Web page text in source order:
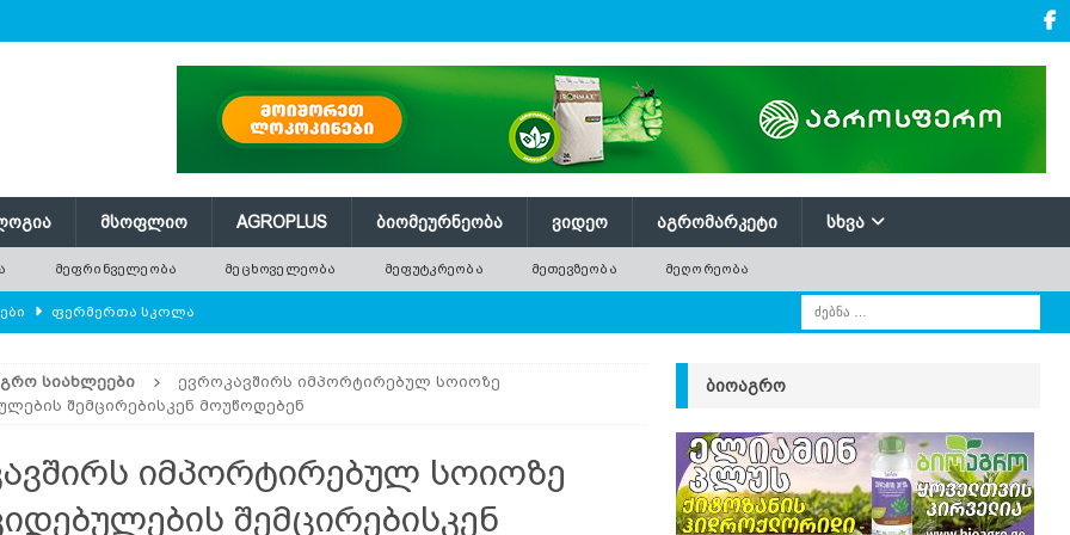
ᲛᲡᲝᲤᲚᲘᲝ AGROPLUS ᲑᲘᲝᲛᲔᲣᲠᲜᲔᲝᲑᲐ ᲕᲘᲓᲔᲝ ᲐᲒᲠᲝᲛᲐᲠᲙᲔᲢᲘ ᲡᲮᲕᲐ
ᲛᲔᲤᲠᲘᲜᲕᲔᲚᲔᲝᲑᲐ ᲛᲔᲪᲮᲝᲕᲔᲚᲔᲝᲑᲐ ᲛᲔᲤᲣᲢᲙᲠᲔᲝᲑᲐ ᲛᲔᲗᲔᲕᲖᲔᲝᲑᲐ ᲛᲔᲦᲝᲠᲔᲝᲑᲐ
ᲤᲔᲠᲛᲔᲠᲗᲐ ᲡᲙᲝᲚᲐ
და პროდუქტიულობა ᲛᲔᲤᲠᲘᲜᲕᲔᲚᲔᲝᲑᲐ
ექსპორტმა თითქმის 14 მილიონ ტონას მიაღწია ᲐᲒᲠᲝ
ᲡᲘᲐᲮᲚᲔᲔᲑᲘ
ევროკავშირს იმპორტირებულ სოიოზე
შემცირებისკენ მოუწოდებენ
იმპორტირებულ სოიოზე
შემცირებისკენ
ᲑᲘᲝᲐᲒᲠᲝ